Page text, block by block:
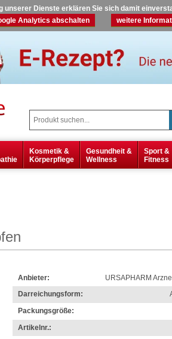
Dienste erklären Sie sich damit
Analytics abschalten
weitere
Kosmetik &
Körperpflege
Gesundheit &
Wellness
Sport &
Fitness
Anbieter:
URSAPHARM
Darreichungsform:
Packungsgröße:
Artikelnr.: